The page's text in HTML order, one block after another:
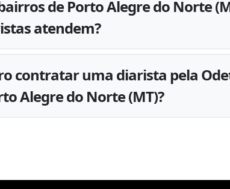
de Porto Alegre do Norte
atendem?
contratar uma diarista pela
Alegre do Norte (MT)?